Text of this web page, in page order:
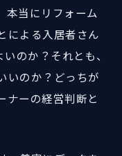
本当にリフォーム
による入居者さん
のか？それとも、
いのか？どっちが
ナーの経営判断と